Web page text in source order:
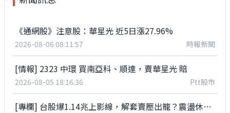
《通網股》注意股：華星光 近5日漲27.96%
2026-08-06 08:11:57 時報新聞
[情報] 2323 中環 買南亞科、順達，賣華星光 賠
2026-08-05 18:16:36 Ptt股市
[專欄] 台股爆1.14兆上影線，解套賣壓出籠？震盪休整期「這產業」浮現分批卡位契機！